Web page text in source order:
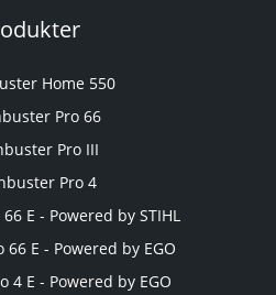
Home 550
Pro 66
Pro III
Pro 4
E - Powered by STIHL
E - Powered by EGO
4 E - Powered by EGO